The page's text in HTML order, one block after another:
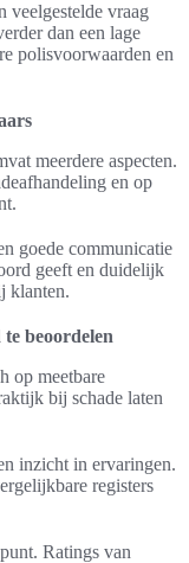
veelgestelde vraag
dan een lage
polisvoorwaarden en
meerdere aspecten.
en op
goede communicatie
geeft en duidelijk
klanten.
beoordelen
op meetbare
bij schade laten
inzicht in ervaringen.
registers
Ratings van